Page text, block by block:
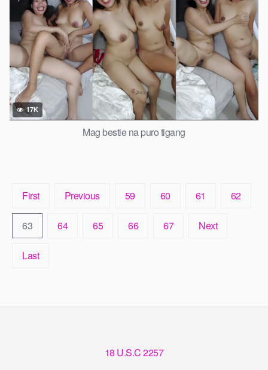
17K
Mag bestie na puro tigang
First Previous 59 60 61 62
63 64 65 66 67 Next
Last
18 U.S.C 2257